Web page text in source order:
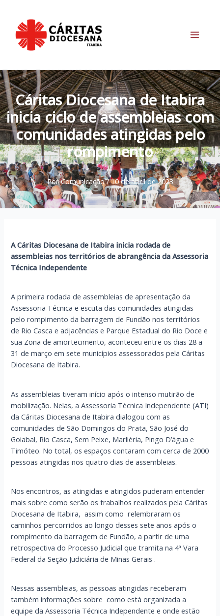
conteúdo
Cáritas Diocesana de Itabira
inicia ciclo de assembleias com
comunidades atingidas pelo
rompimento
PorComunicação/10 de abril de 2023
A Cáritas Diocesana de Itabira inicia rodada de
assembleias nos territórios de abrangência da Assessoria
Técnica Independente
A primeira rodada de assembleias de apresentação da
Assessoria Técnica e escuta das comunidades atingidas
pelo rompimento da barragem de Fundão nos territórios
de Rio Casca e adjacências e Parque Estadual do Rio Doce e
sua Zona de amortecimento, aconteceu entre os dias 28 a
31 de março em sete municípios assessorados pela Cáritas
Diocesana de Itabira.
As assembleias tiveram início após o intenso mutirão de
mobilização. Nelas, a Assessoria Técnica Independente (ATI)
da Cáritas Diocesana de Itabira dialogou com as
comunidades de São Domingos do Prata, São José do
Goiabal, Rio Casca, Sem Peixe, Marliéria, Pingo D’água e
Timóteo. No total, os espaços contaram com cerca de 2000
pessoas atingidas nos quatro dias de assembleias.
Nos encontros, as atingidas e atingidos puderam entender
mais sobre como serão os trabalhos realizados pela Cáritas
Diocesana de Itabira, assim como relembraram os
caminhos percorridos ao longo desses sete anos após o
rompimento da barragem de Fundão, a partir de uma
retrospectiva do Processo Judicial que tramita na 4ª Vara
Federal da Seção Judiciária de Minas Gerais .
Nessas assembleias, as pessoas atingidas receberam
também informações sobre como está organizada a
equipe da Assessoria Técnica Independente e onde estão